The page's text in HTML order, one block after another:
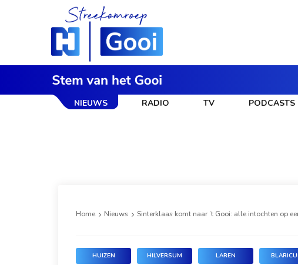
NIEUWS RADIO TV PODCASTS
Home Nieuws Sinterklaas komt naar ’t Gooi: alle intochten op
HUIZEN HILVERSUM LAREN